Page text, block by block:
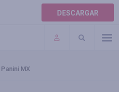
DESCARGAR
MX